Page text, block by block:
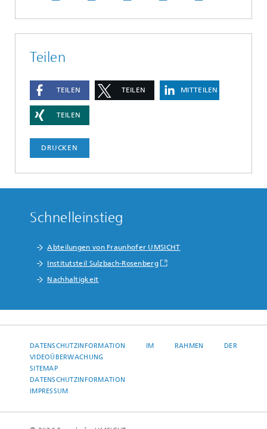
Teilen
TEILEN TEILEN MITTEILEN
TEILEN
DRUCKEN
Schnelleinstieg
Abteilungen von Fraunhofer UMSICHT
Institutsteil Sulzbach-Rosenberg
Nachhaltigkeit
DATENSCHUTZINFORMATION IM RAHMEN DER
VIDEOÜBERWACHUNG
SITEMAP
DATENSCHUTZINFORMATION
IMPRESSUM